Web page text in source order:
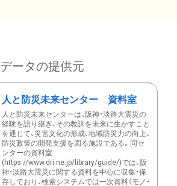
データの提供元
人と防災未来センター 資料室
人と防災未来センターは、阪神・淡路大震災の
経験を語り継ぎ、その教訓を未来に生かすこと
を通じて、災害文化の形成、地域防災力の向上、
防災政策の開発支援を図る施設である。同セ
ンターの資料室
(https://www.dri.ne.jp/library/guide/)では、阪
神・淡路大震災に関する資料を中心に収集・保
存しており、検索システムでは一次資料（モノ・